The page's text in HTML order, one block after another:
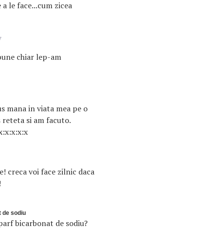
le face...cum zicea
chiar lep-am
mana in viata mea pe o
reteta si am facuto.
creca voi face zilnic daca
de sodiu
bicarbonat de sodiu?